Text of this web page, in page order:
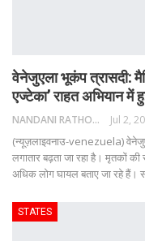
वेनेजुएला भूकंप त्रासदी:
एज्टेका’ राहत अभियान में
NANDANI RATHORE Jul 2,
(न्यूज़लाइवनाउ-venezuela)
लगातार बढ़ता जा रहा है। मृतकों
अधिक लोग घायल बताए जा रहे हैं।
STATES